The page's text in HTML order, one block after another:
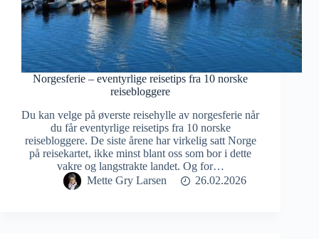
Norgesferie – eventyrlige reisetips fra 10 norske
reisebloggere
Du kan velge på øverste reisehylle av norgesferie når
du får eventyrlige reisetips fra 10 norske
reisebloggere. De siste årene har virkelig satt Norge
på reisekartet, ikke minst blant oss som bor i dette
vakre og langstrakte landet. Og for…
Mette Gry Larsen
26.02.2026